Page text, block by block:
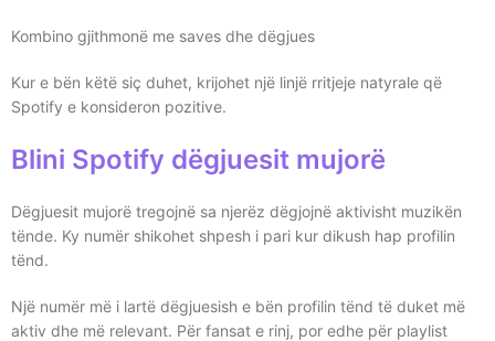
Kombino gjithmonë me saves dhe dëgjues
Kur e bën këtë siç duhet, krijohet një linjë rritjeje natyrale që
Spotify e konsideron pozitive.
Blini Spotify dëgjuesit mujorë
Dëgjuesit mujorë tregojnë sa njerëz dëgjojnë aktivisht muzikën
tënde. Ky numër shikohet shpesh i pari kur dikush hap profilin
tënd.
Një numër më i lartë dëgjuesish e bën profilin tënd të duket më
aktiv dhe më relevant. Për fansat e rinj, por edhe për playlist